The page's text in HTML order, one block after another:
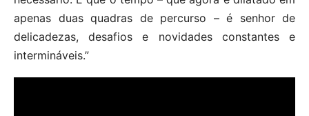
apenas duas quadras de percurso – é senhor de
delicadezas, desafios e novidades constantes e
intermináveis.”